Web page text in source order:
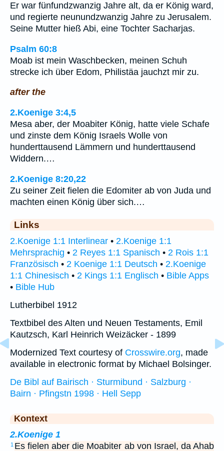
Er war fünfundzwanzig Jahre alt, da er König ward,
und regierte neunundzwanzig Jahre zu Jerusalem.
Seine Mutter hieß Abi, eine Tochter Sacharjas.
Psalm 60:8
Moab ist mein Waschbecken, meinen Schuh
strecke ich über Edom, Philistäa jauchzt mir zu.
after the
2.Koenige 3:4,5
Mesa aber, der Moabiter König, hatte viele Schafe
und zinste dem König Israels Wolle von
hunderttausend Lämmern und hunderttausend
Widdern.…
2.Koenige 8:20,22
Zu seiner Zeit fielen die Edomiter ab von Juda und
machten einen König über sich.…
Links
2.Koenige 1:1 Interlinear • 2.Koenige 1:1
Mehrsprachig • 2 Reyes 1:1 Spanisch • 2 Rois 1:1
Französisch • 2 Koenige 1:1 Deutsch • 2.Koenige
1:1 Chinesisch • 2 Kings 1:1 Englisch • Bible Apps
• Bible Hub
Lutherbibel 1912
Textbibel des Alten und Neuen Testaments, Emil
Kautzsch, Karl Heinrich Weizäcker - 1899
Modernized Text courtesy of Crosswire.org, made
available in electronic format by Michael Bolsinger.
De Bibl auf Bairisch · Sturmibund · Salzburg ·
Bairn · Pfingstn 1998 · Hell Sepp
Kontext
2.Koenige 1
1 Es fielen aber die Moabiter ab von Israel, da Ahab